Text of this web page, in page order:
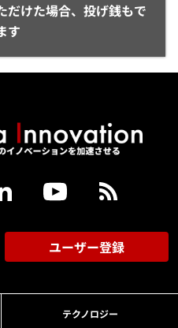
だけた場合、投げ銭もで
す
ユーザー登録
テクノロジー